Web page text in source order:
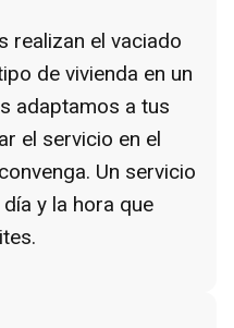
realizan el vaciado
de vivienda en un
adaptamos a tus
el servicio en el
Un servicio
y la hora que